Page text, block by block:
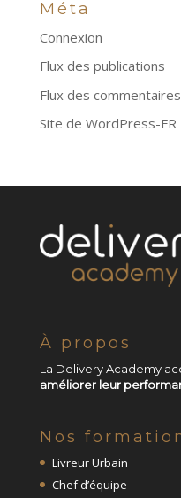
Méta
Connexion
Flux des publications
Flux des commentaires
Site de WordPress-FR
À propos
La Delivery Academy
améliorer leur
Nos
Livreur Urbain
Chef d’équipe